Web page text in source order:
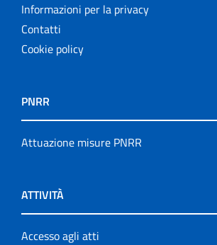
Informazioni per la privacy
Contatti
Cookie policy
PNRR
Attuazione misure PNRR
ATTIVITÀ
Accesso agli atti